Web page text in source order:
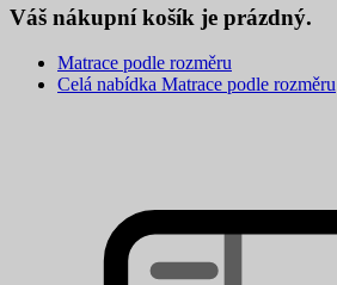
Váš nákupní košík je prázdný.
Matrace podle rozměru
Celá nabídka Matrace podle rozměru